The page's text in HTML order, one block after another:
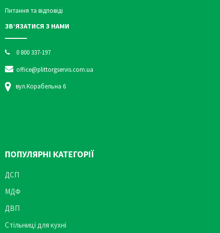
Питання та відповіді
ЗВ’ЯЗАТИСЯ З НАМИ
0 800 337-197
office@plittorgservis.com.ua
вул.Корабельна 6
ПОПУЛЯРНІ КАТЕГОРІЇ
ДСП
МДФ
ДВП
Стільниці для кухні